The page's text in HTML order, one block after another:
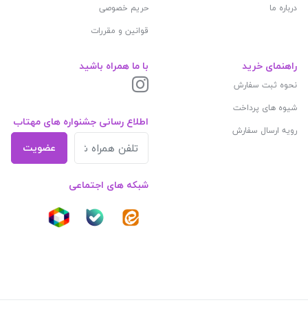
درباره ما
حریم خصوصی
قوانین و مقررات
راهنمای خرید
نحوه ثبت سفارش
شیوه های پرداخت
رویه ارسال سفارش
با ما همراه باشید
اطلاع رسانی جشنواره های مهتاب
عضویت
شبکه های اجتماعی